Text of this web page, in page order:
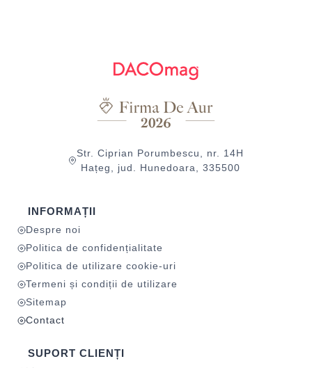
Str. Ciprian Porumbescu, nr. 14H
Hațeg, jud. Hunedoara, 335500
INFORMAȚII
Despre noi
Politica de confidențialitate
Politica de utilizare cookie-uri
Termeni și condiții de utilizare
Sitemap
Contact
SUPORT CLIENȚI